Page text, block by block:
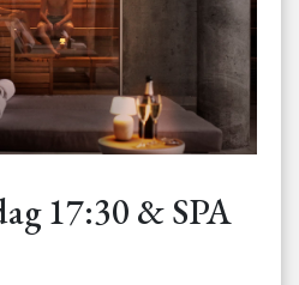
17:30 & SPA